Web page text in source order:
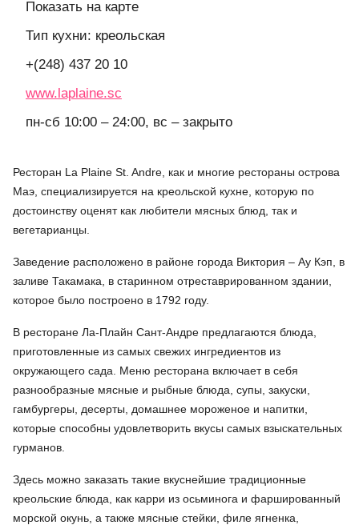
Показать на карте
Тип кухни: креольская
+(248) 437 20 10
www.laplaine.sc
пн-сб 10:00 – 24:00, вс – закрыто
Ресторан La Plaine St. Andre, как и многие рестораны острова
Маэ, специализируется на креольской кухне, которую по
достоинству оценят как любители мясных блюд, так и
вегетарианцы.
Заведение расположено в районе города Виктория – Ау Кэп, в
заливе Такамака, в старинном отреставрированном здании,
которое было построено в 1792 году.
В ресторане Ла-Плайн Сант-Андре предлагаются блюда,
приготовленные из самых свежих ингредиентов из
окружающего сада. Меню ресторана включает в себя
разнообразные мясные и рыбные блюда, супы, закуски,
гамбургеры, десерты, домашнее мороженое и напитки,
которые способны удовлетворить вкусы самых взыскательных
гурманов.
Здесь можно заказать такие вкуснейшие традиционные
креольские блюда, как карри из осьминога и фаршированный
морской окунь, а также мясные стейки, филе ягненка,